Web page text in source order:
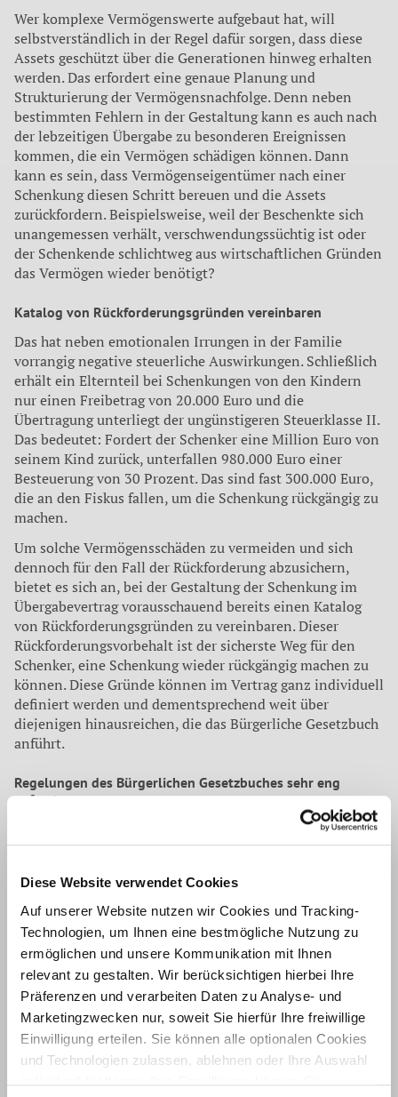
Diese Website verwendet Cookies
Auf unserer Website nutzen wir Cookies und Tracking-
Technologien, um Ihnen eine bestmögliche Nutzung zu
ermöglichen und unsere Kommunikation mit Ihnen
relevant zu gestalten. Wir berücksichtigen hierbei Ihre
Präferenzen und verarbeiten Daten zu Analyse- und
Marketingzwecken nur, soweit Sie hierfür Ihre freiwillige
Einwilligung erteilen. Sie können alle optionalen Cookies
und Technologien zulassen, ablehnen oder Ihre Auswahl
Wer komplexe Vermögenswerte aufgebaut hat, will
selbstverständlich in der Regel dafür sorgen, dass diese
Assets geschützt über die Generationen hinweg erhalten
werden. Das erfordert eine genaue Planung und
Strukturierung der Vermögensnachfolge. Denn neben
bestimmten Fehlern in der Gestaltung kann es auch nach
der lebzeitigen Übergabe zu besonderen Ereignissen
kommen, die ein Vermögen schädigen können. Dann
kann es sein, dass Vermögenseigentümer nach einer
Schenkung diesen Schritt bereuen und die Assets
zurückfordern. Beispielsweise, weil der Beschenkte sich
unangemessen verhält, verschwendungssüchtig ist oder
der Schenkende schlichtweg aus wirtschaftlichen Gründen
das Vermögen wieder benötigt?
Katalog von Rückforderungsgründen vereinbaren
Das hat neben emotionalen Irrungen in der Familie
vorrangig negative steuerliche Auswirkungen. Schließlich
erhält ein Elternteil bei Schenkungen von den Kindern
nur einen Freibetrag von 20.000 Euro und die
Übertragung unterliegt der ungünstigeren Steuerklasse II.
Das bedeutet: Fordert der Schenker eine Million Euro von
seinem Kind zurück, unterfallen 980.000 Euro einer
Besteuerung von 30 Prozent. Das sind fast 300.000 Euro,
die an den Fiskus fallen, um die Schenkung rückgängig zu
machen.
Um solche Vermögensschäden zu vermeiden und sich
dennoch für den Fall der Rückforderung abzusichern,
bietet es sich an, bei der Gestaltung der Schenkung im
Übergabevertrag vorausschauend bereits einen Katalog
von Rückforderungsgründen zu vereinbaren. Dieser
Rückforderungsvorbehalt ist der sicherste Weg für den
Schenker, eine Schenkung wieder rückgängig machen zu
können. Diese Gründe können im Vertrag ganz individuell
definiert werden und dementsprechend weit über
diejenigen hinausreichen, die das Bürgerliche Gesetzbuch
anführt.
Regelungen des Bürgerlichen Gesetzbuches sehr eng
gefasst
Der Hintergrund: Das Bürgerliche Gesetzbuch definiert
zwar Fälle, in denen der Schenker seine Gaben
die Rückforderung geben. Dem sind sehr enge Grenzen
gesetzt. Lust und Laune oder einfacher Ärger über das
beschenkte Kind zählen nicht zu den triftigen Gründen.
Unter anderem zählen dazu grober Undank oder auch die
Verarmung des Beschenkten, wobei selbst diese
Begründungen sehr eng gefasst sind. Der Beschenkte muss
sich dafür eines schweren Vergehens schuldig gemacht
haben, beispielsweise eines Angriffs auf Leib und Leben
des Schenkers oder der Verursachung einer erheblichen
Vermögensschädigung auf Seiten des Schenkers. Das sind